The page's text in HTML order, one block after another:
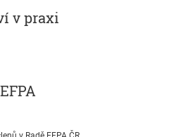
v praxi